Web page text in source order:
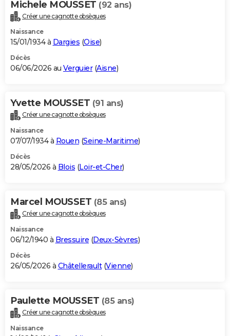
Michele MOUSSET (92 ans)
Créer une cagnotte obsèques
Naissance
15/01/1934 à Dargies (Oise)
Décès
06/06/2026 au Verguier(Aisne)
Yvette MOUSSET (91 ans)
Créer une cagnotte obsèques
Naissance
07/07/1934 à Rouen (Seine-Maritime)
Décès
28/05/2026 à Blois (Loir-et-Cher)
Marcel MOUSSET (85 ans)
Créer une cagnotte obsèques
Naissance
06/12/1940 à Bressuire (Deux-Sèvres)
Décès
26/05/2026 à Châtellerault(Vienne)
Paulette MOUSSET (85 ans)
Créer une cagnotte obsèques
Naissance